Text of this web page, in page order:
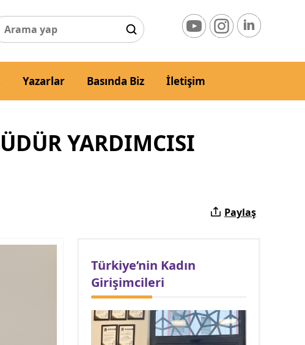
Yazarlar Basında Biz İletişim
YARDIMCISI
Paylaş
Türkiye’nin Kadın
Girişimcileri